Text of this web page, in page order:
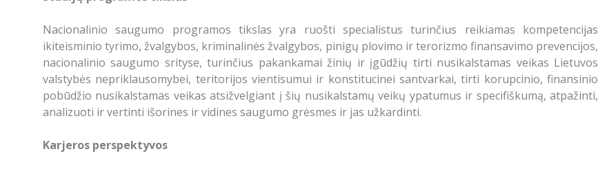
Nacionalinio saugumo programos tikslas yra ruošti specialistus turinčius reikiamas kompetencijas
ikiteisminio tyrimo, žvalgybos, kriminalinės žvalgybos, pinigų plovimo ir terorizmo finansavimo prevencijos,
nacionalinio saugumo srityse, turinčius pakankamai žinių ir įgūdžių tirti nusikalstamas veikas Lietuvos
valstybės nepriklausomybei, teritorijos vientisumui ir konstitucinei santvarkai, tirti korupcinio, finansinio
pobūdžio nusikalstamas veikas atsižvelgiant į šių nusikalstamų veikų ypatumus ir specifiškumą, atpažinti,
analizuoti ir vertinti išorines ir vidines saugumo grėsmes ir jas užkardinti.
Karjeros perspektyvos